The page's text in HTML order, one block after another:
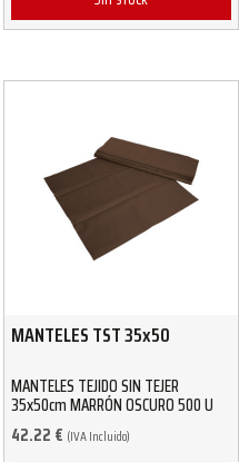
MANTELES TST 35x50
MANTELES TEJIDO SIN TEJER
35x50cm MARRÓN OSCURO 500 U
42.22 € (IVA Incluido)